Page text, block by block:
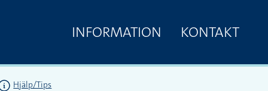
INFORMATION KONTAKT
Hjälp/Tips